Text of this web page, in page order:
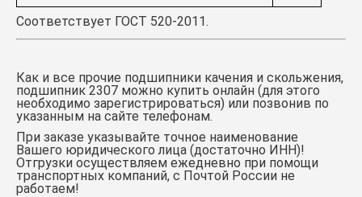
Соответствует ГОСТ 520-2011.
Как и все прочие подшипники качения и скольжения,
подшипник 2307 можно купить онлайн (для этого
необходимо зарегистрироваться) или позвонив по
указанным на сайте телефонам.
При заказе указывайте точное наименование
Вашего юридического лица (достаточно ИНН)!
Отгрузки осуществляем ежедневно при помощи
транспортных компаний, с Почтой России не
работаем!